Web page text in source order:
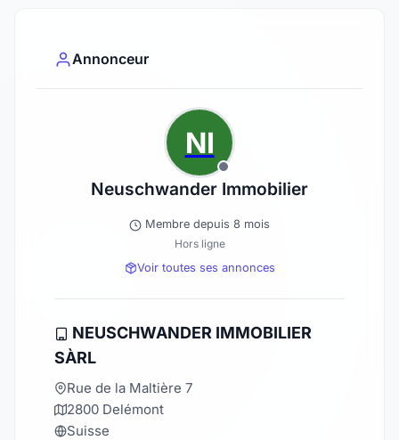
Annonceur
NI
Neuschwander Immobilier
Membre depuis 8 mois
Hors ligne
Voir toutes ses annonces
NEUSCHWANDER IMMOBILIER
SÀRL
Rue de la Maltière 7
2800 Delémont
Suisse